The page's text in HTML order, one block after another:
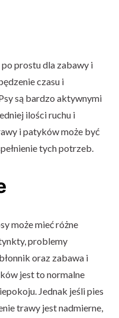
prostu dla zabawy i
czasu i
są bardzo aktywnymi
ilości ruchu i
i patyków może być
tych potrzeb.
może mieć różne
problemy
oraz zabawa i
jest to normalne
Jednak jeśli pies
trawy jest nadmierne,